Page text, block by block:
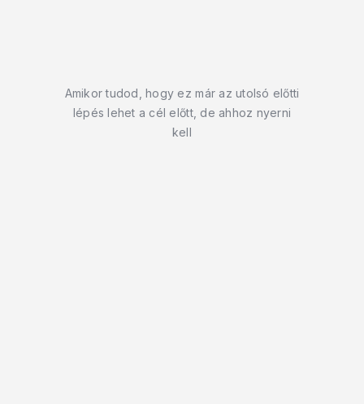
Amikor tudod, hogy ez már az utolsó előtti
lépés lehet a cél előtt, de ahhoz nyerni
kell